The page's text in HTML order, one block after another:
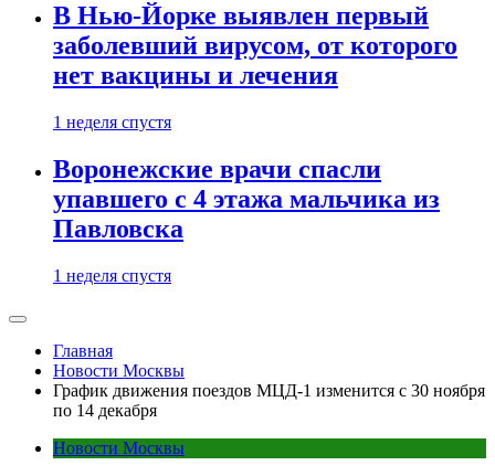
В Нью-Йорке выявлен первый
заболевший вирусом, от которого
нет вакцины и лечения
1 неделя спустя
Воронежские врачи спасли
упавшего с 4 этажа мальчика из
Павловска
1 неделя спустя
Главная
Новости Москвы
График движения поездов МЦД-1 изменится с 30 ноября
по 14 декабря
Новости Москвы